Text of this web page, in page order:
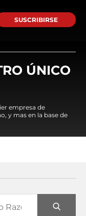
SUSCRIBIRSE
ÚNICO
empresa de
y mas en la base de